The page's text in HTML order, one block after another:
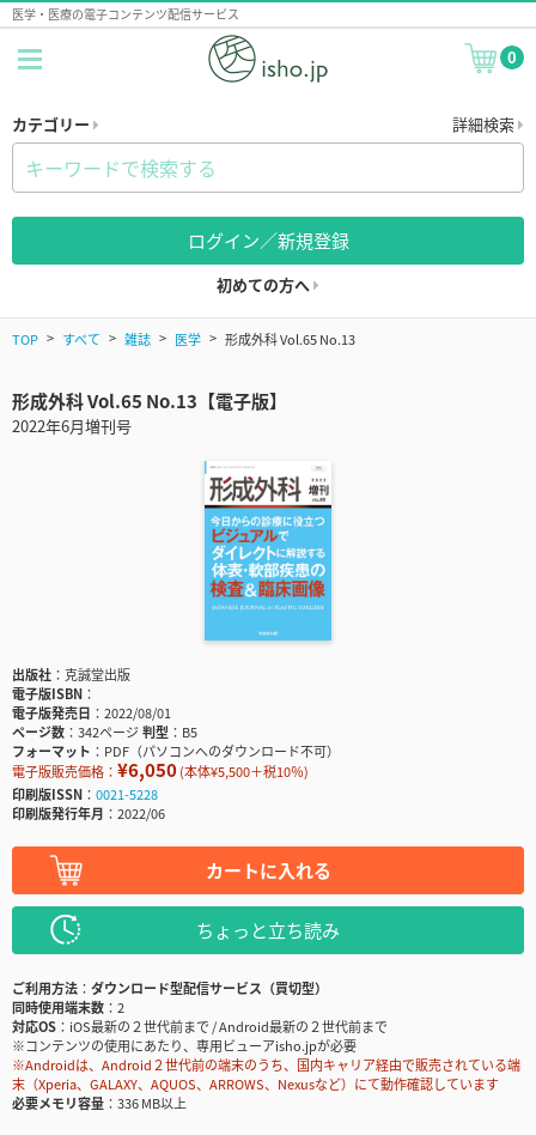
医学・医療の電子コンテンツ配信サービス
0
カテゴリー 詳細検索
ログイン／新規登録
初めての方へ
TOP すべて 雑誌 医学 形成外科 Vol.65 No.13
形成外科 Vol.65 No.13【電子版】
2022年6月増刊号
出版社
克誠堂出版
電子版ISBN
電子版発売日
2022/08/01
ページ数
342ページ判型
B5
フォーマット
PDF（パソコンへのダウンロード不可）
電子版販売価格： ¥6,050(本体¥5,500＋税10％)
印刷版ISSN
0021-5228
印刷版発行年月
2022/06
カートに入れる
ちょっと立ち読み
ご利用方法
ダウンロード型配信サービス（買切型）
同時使用端末数
2
対応OS
iOS最新の２世代前まで / Android最新の２世代前まで
※コンテンツの使用にあたり、専用ビューアisho.jpが必要
※Androidは、Android２世代前の端末のうち、国内キャリア経由で販売されている端
末（Xperia、GALAXY、AQUOS、ARROWS、Nexusなど）にて動作確認しています
必要メモリ容量
336 MB以上